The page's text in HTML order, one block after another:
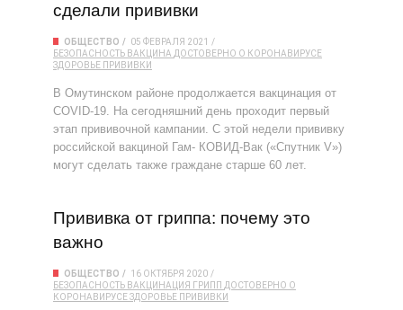
сделали прививки
ОБЩЕСТВО
05 ФЕВРАЛЯ 2021
БЕЗОПАСНОСТЬ ВАКЦИНА ДОСТОВЕРНО О КОРОНАВИРУСЕ
ЗДОРОВЬЕ ПРИВИВКИ
В Омутинском районе продолжается вакцинация от
COVID-19. На сегодняшний день проходит первый
этап прививочной кампании. С этой недели прививку
российской вакциной Гам- КОВИД-Вак («Спутник V»)
могут сделать также граждане старше 60 лет.
Прививка от гриппа: почему это
важно
ОБЩЕСТВО
16 ОКТЯБРЯ 2020
БЕЗОПАСНОСТЬ ВАКЦИНАЦИЯ ГРИПП ДОСТОВЕРНО О
КОРОНАВИРУСЕЗДОРОВЬЕ ПРИВИВКИ